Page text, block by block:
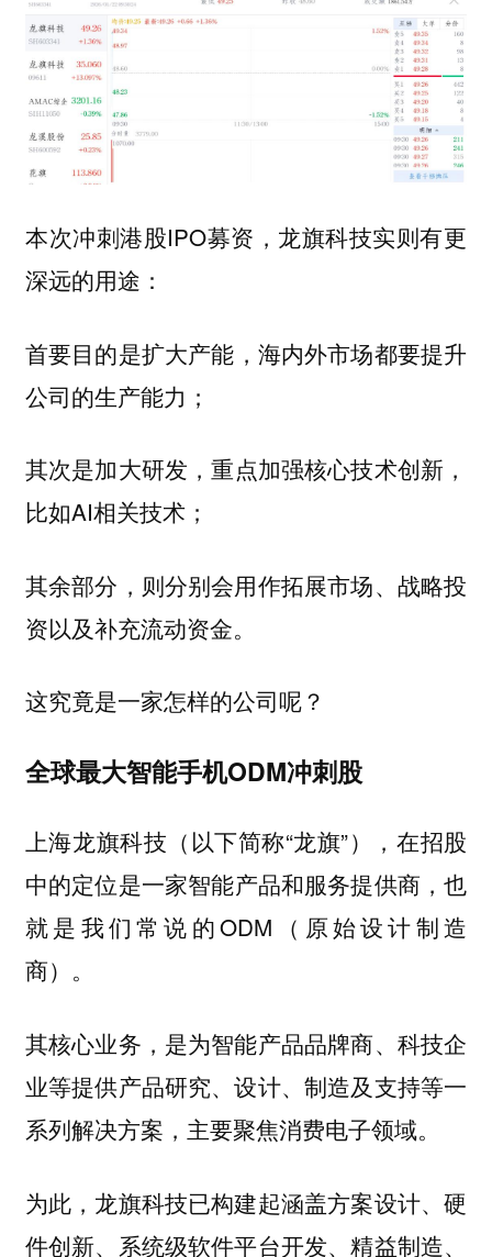
本次冲刺港股IPO募资，龙旗科技实则有更
深远的用途：
首要目的是扩大产能 ，海内外市场都要提升
公司的生产能力；
其次是加大研发 ，重点加强核心技术创新，
比如AI相关技术；
其余部分，则分别会用作拓展市场、战略投
资以及补充流动资金。
这究竟是一家怎样的公司呢？
全球最大智能手机ODM冲刺股
上海龙旗科技（以下简称“龙旗”），在招股
中的定位是一家智能产品和服务提供商 ，也
就是我们常说的ODM（原始设计制造
商）。
其核心业务，是为智能产品品牌商、科技企
业等提供产品研究、设计、制造及支持等一
系列解决方案，主要聚焦消费电子领域。
为此，龙旗科技已构建起涵盖方案设计、硬
件创新、系统级软件平台开发、精益制造、